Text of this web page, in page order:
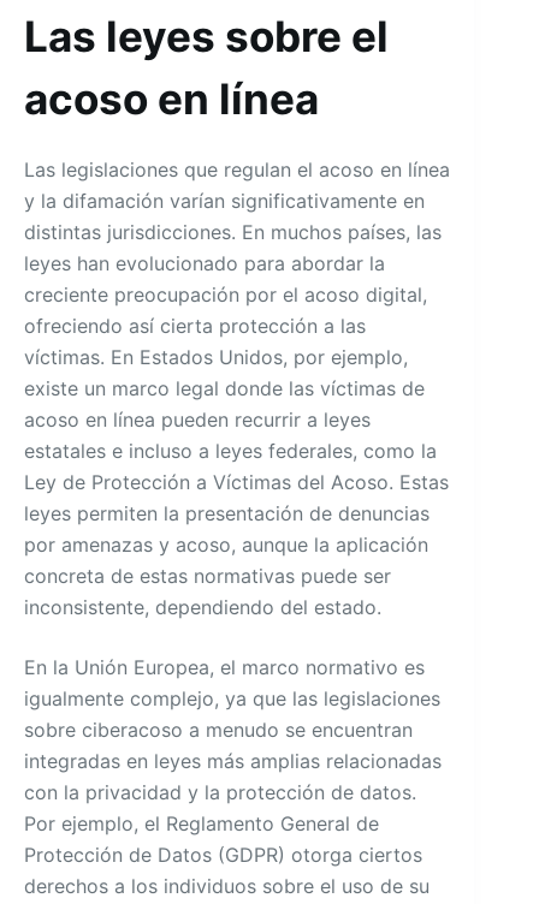
Las leyes sobre el
acoso en línea
Las legislaciones que regulan el acoso en línea
y la difamación varían significativamente en
distintas jurisdicciones. En muchos países, las
leyes han evolucionado para abordar la
creciente preocupación por el acoso digital,
ofreciendo así cierta protección a las
víctimas. En Estados Unidos, por ejemplo,
existe un marco legal donde las víctimas de
acoso en línea pueden recurrir a leyes
estatales e incluso a leyes federales, como la
Ley de Protección a Víctimas del Acoso. Estas
leyes permiten la presentación de denuncias
por amenazas y acoso, aunque la aplicación
concreta de estas normativas puede ser
inconsistente, dependiendo del estado.
En la Unión Europea, el marco normativo es
igualmente complejo, ya que las legislaciones
sobre ciberacoso a menudo se encuentran
integradas en leyes más amplias relacionadas
con la privacidad y la protección de datos.
Por ejemplo, el Reglamento General de
Protección de Datos (GDPR) otorga ciertos
derechos a los individuos sobre el uso de su